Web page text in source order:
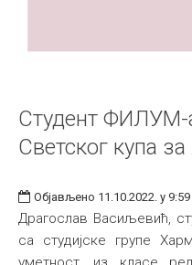
Студент ФИЛУМ-
Светског купа
Објављено 11.10.2022. у 9:59
Драгослав Васиљевић,
са студијске групе